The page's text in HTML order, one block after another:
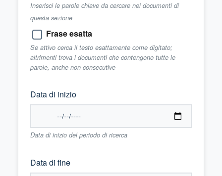
Inserisci le parole chiave da cercare nei documenti di
questa sezione
Frase esatta
Se attivo cerca il testo esattamente come digitato;
altrimenti trova i documenti che contengono tutte le
parole, anche non consecutive
Data di inizio
Data di inizio del periodo di ricerca
Data di fine